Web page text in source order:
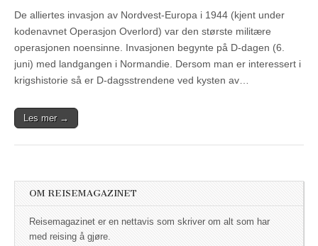
De alliertes invasjon av Nordvest-Europa i 1944 (kjent under
kodenavnet Operasjon Overlord) var den største militære
operasjonen noensinne. Invasjonen begynte på D-dagen (6.
juni) med landgangen i Normandie. Dersom man er interessert i
krigshistorie så er D-dagsstrendene ved kysten av…
Les mer →
OM REISEMAGAZINET
Reisemagazinet er en nettavis som skriver om alt som har
med reising å gjøre.